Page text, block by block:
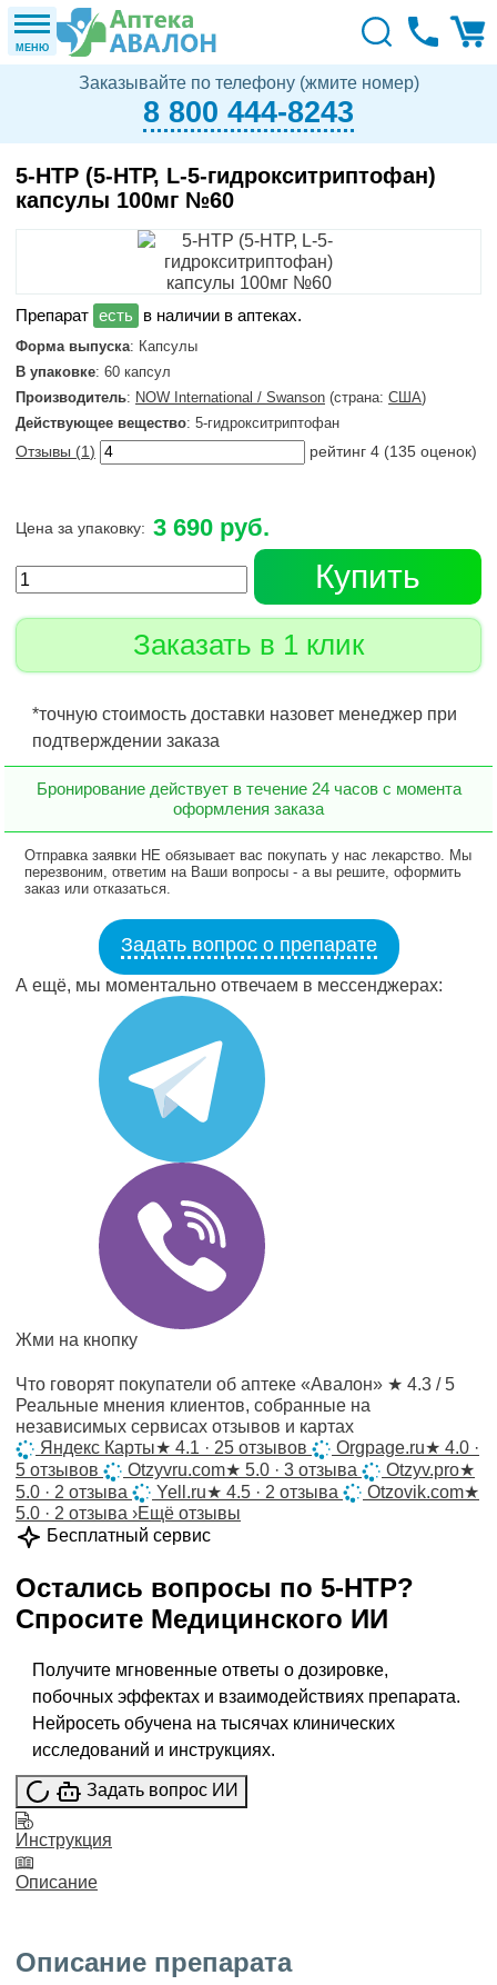
МЕНЮ
Заказывайте по телефону (жмите номер)
8 800 444-8243
5-HTP (5-НТР, L-5-гидрокситриптофан)
капсулы 100мг №60
в наличии в аптеках.
Форма выпуска: Капсулы
В упаковке: 60 капсул
Производитель: NOW International / Swanson (страна: США)
Действующее вещество: 5-гидрокситриптофан
Отзывы (1) рейтинг 4 (135 оценок)
Цена за упаковку: 3 690 руб.
Купить
Заказать в 1 клик
*точную стоимость доставки назовет менеджер при
подтверждении заказа
Бронирование действует в течение 24 часов с момента
оформления заказа
Отправка заявки НЕ обязывает вас покупать у нас лекарство. Мы
перезвоним, ответим на Ваши вопросы - а вы решите, оформить
заказ или отказаться.
Задать вопрос о препарате
А ещё, мы моментально отвечаем в мессенджерах:
Жми на кнопку
Что говорят покупатели об аптеке «Авалон» ★ 4.3 / 5
Реальные мнения клиентов, собранные на
независимых сервисах отзывов и картах
Яндекс Карты★ 4.1 · 25 отзывов Orgpage.ru★ 4.0 ·
5 отзывов
Otzyvru.com★ 5.0 · 3 отзыва Otzyv.pro★
5.0 · 2 отзыва
Yell.ru★ 4.5 · 2 отзыва Otzovik.com★
5.0 · 2 отзыва ›Ещё отзывы
Бесплатный сервис
Остались вопросы по 5-HTP?
Спросите Медицинского ИИ
Получите мгновенные ответы о дозировке,
побочных эффектах и взаимодействиях препарата.
Нейросеть обучена на тысячах клинических
исследований и инструкциях.
Задать вопрос ИИ
Инструкция
Описание
Описание препарата